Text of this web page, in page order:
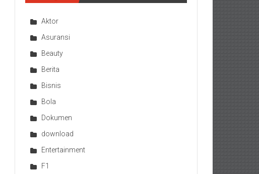
Aktor
Asuransi
Beauty
Berita
Bisnis
Bola
Dokumen
download
Entertainment
F1